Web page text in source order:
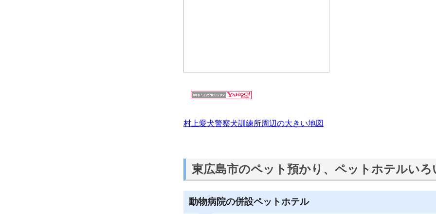
村上愛犬警察犬訓練所周辺の大きい地図
東広島市のペット預かり、ペットホテルいろ
動物病院の併設ペットホテル